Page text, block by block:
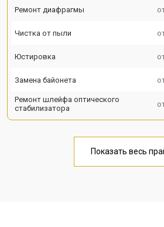
Ремонт диафрагмы
Чистка от пыли
Юстировка
Замена байонета
Ремонт шлейфа оптического
стабилизатора
Показать весь